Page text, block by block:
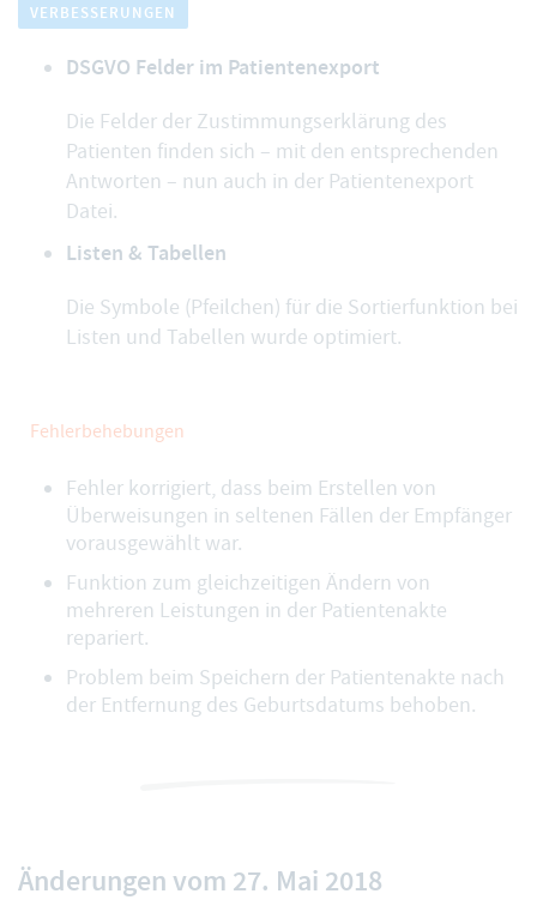
VERBESSERUNGEN
DSGVO Felder im Patientenexport
Die Felder der Zustimmungserklärung des
Patienten finden sich – mit den entsprechenden
Antworten – nun auch in der Patientenexport
Datei.
Listen & Tabellen
Die Symbole (Pfeilchen) für die Sortierfunktion bei
Listen und Tabellen wurde optimiert.
Fehlerbehebungen
Fehler korrigiert, dass beim Erstellen von
Überweisungen in seltenen Fällen der Empfänger
vorausgewählt war.
Funktion zum gleichzeitigen Ändern von
mehreren Leistungen in der Patientenakte
repariert.
Problem beim Speichern der Patientenakte nach
der Entfernung des Geburtsdatums behoben.
Änderungen vom 27. Mai 2018